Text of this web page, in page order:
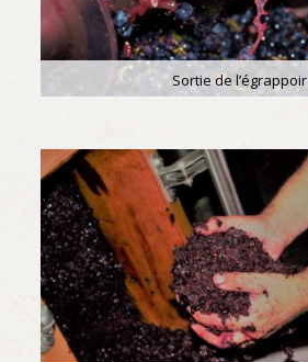
Sortie de l’égrappoir